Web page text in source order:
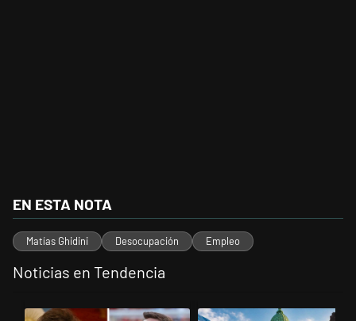
EN ESTA NOTA
Matías Ghidini Desocupación Empleo
Noticias en Tendencia
Un artículo de tendencia con el título "Milei despidió a Jorge Messi
Un artículo de tendencia con el